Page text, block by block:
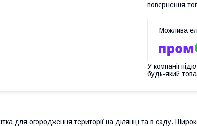
повернення
У компанії
будь-який
для огородження території на ділянці та в саду.